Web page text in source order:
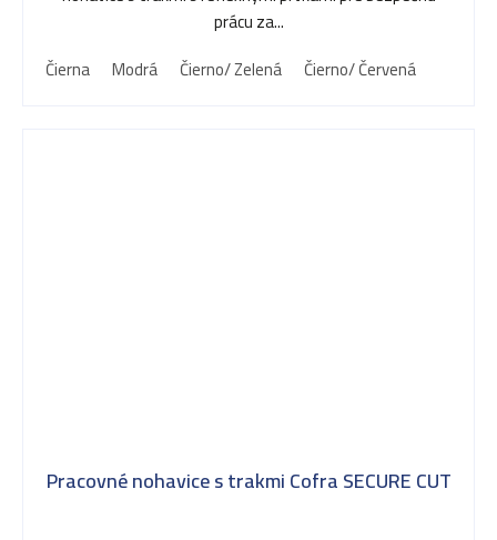
prácu za...
Čierna
Modrá Čierno/ Zelená Čierno/ Červená
Pracovné nohavice s trakmi Cofra SECURE CUT